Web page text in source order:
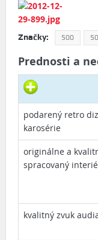
Značky: 500
Prednosti a
podarený retro
karosérie
originálne a
spracovaný
kvalitný zvuk